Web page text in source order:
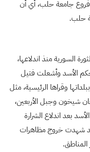
فروع جامعة حلب، أي أن
حلب.
السورية منذ اندلاعها،
الأسد وأشعلت فتيل
وقراها الرئيسية، مثل
شيخون وجبل الأربعين،
بعد اندلاع الشرارة
السورية في مارس/آذار 2011، فلقد شهدت خروج مظاهرات